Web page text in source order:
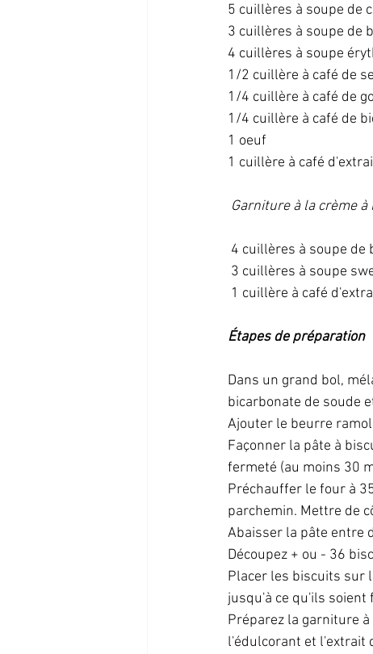
5 cuillères à soupe de
3 cuillères à soupe de
4 cuillères à soupe
1/2 cuillère à café de
1/4 cuillère à café de
1/4 cuillère à café de
1 oeuf
1 cuillère à café
Garniture à la crème à
4 cuillères à soupe de
3 cuillères à soupe
1 cuillère à café
Étapes de préparation
Dans un grand bol,
bicarbonate de soude
Ajouter le beurre
Façonner la pâte à
fermeté (au moins 30
Préchauffer le four à
parchemin. Mettre de
Abaisser la pâte entre
Découpez + ou - 36
Placer les biscuits sur
jusqu'à ce qu'ils soient
Préparez la garniture
l'édulcorant et l'extrait